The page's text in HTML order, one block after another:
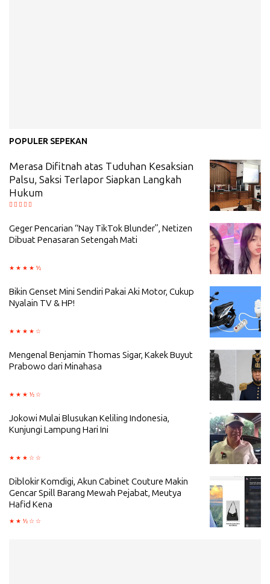
POPULER SEPEKAN
Merasa Difitnah atas Tuduhan Kesaksian
Palsu, Saksi Terlapor Siapkan Langkah
Hukum
Geger Pencarian “Nay TikTok Blunder”, Netizen
Dibuat Penasaran Setengah Mati
Bikin Genset Mini Sendiri Pakai Aki Motor, Cukup
Nyalain TV & HP!
Mengenal Benjamin Thomas Sigar, Kakek Buyut
Prabowo dari Minahasa
Jokowi Mulai Blusukan Keliling Indonesia,
Kunjungi Lampung Hari Ini
Diblokir Komdigi, Akun Cabinet Couture Makin
Gencar Spill Barang Mewah Pejabat, Meutya
Hafid Kena